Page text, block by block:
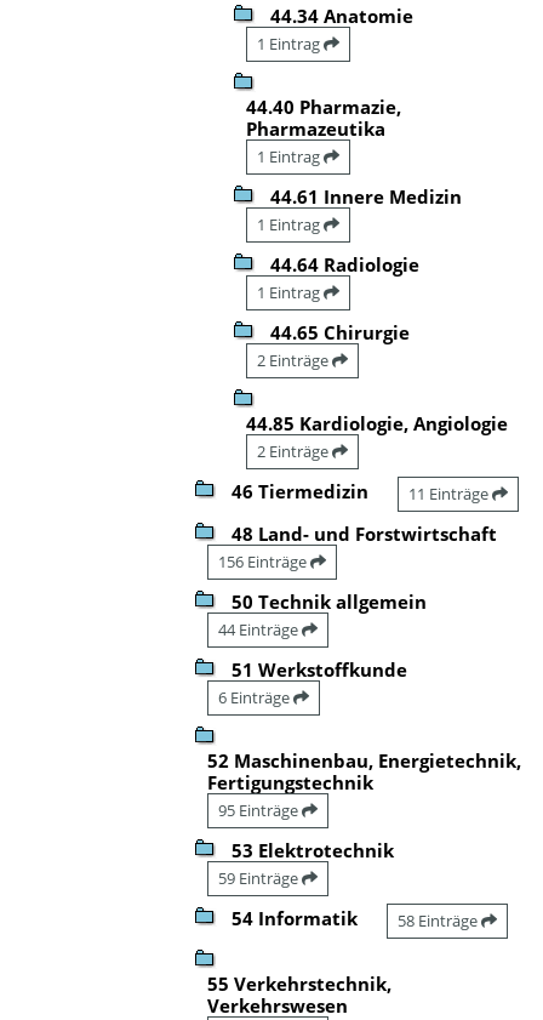
44.34 Anatomie
1 Eintrag
44.40 Pharmazie,
Pharmazeutika
1 Eintrag
44.61 Innere Medizin
1 Eintrag
44.64 Radiologie
1 Eintrag
44.65 Chirurgie
2 Einträge
44.85 Kardiologie, Angiologie
2 Einträge
46 Tiermedizin 11 Einträge
48 Land- und Forstwirtschaft
156 Einträge
50 Technik allgemein
44 Einträge
51 Werkstoffkunde
6 Einträge
52 Maschinenbau, Energietechnik,
Fertigungstechnik
95 Einträge
53 Elektrotechnik
59 Einträge
54 Informatik 58 Einträge
55 Verkehrstechnik,
Verkehrswesen